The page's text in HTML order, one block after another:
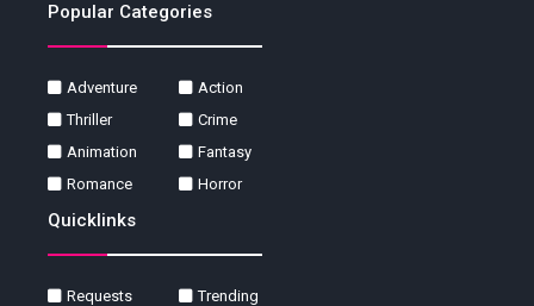
Popular Categories
Adventure
Action
Thriller
Crime
Animation
Fantasy
Romance
Horror
Quicklinks
Requests
Trending